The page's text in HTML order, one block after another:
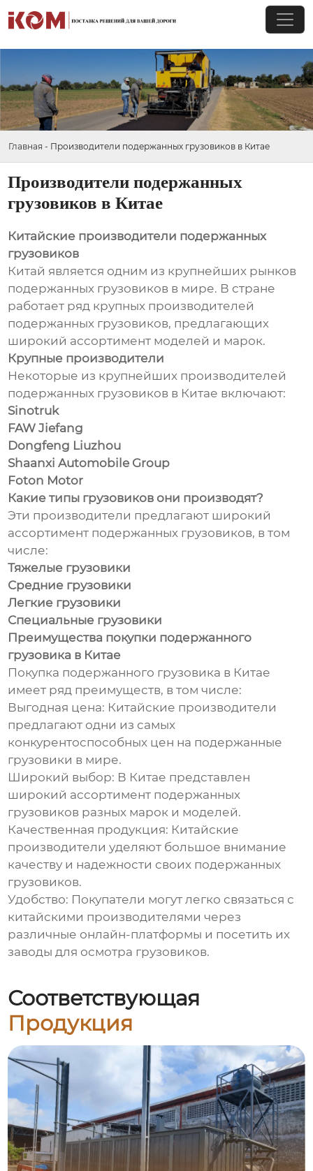
Главная - Производители подержанных грузовиков в Китае
Производители подержанных
грузовиков в Китае
Китайские производители подержанных
грузовиков
Китай является одним из крупнейших рынков
подержанных грузовиков в мире. В стране
работает ряд крупных производителей
подержанных грузовиков, предлагающих
широкий ассортимент моделей и марок.
Крупные производители
Некоторые из крупнейших производителей
подержанных грузовиков в Китае включают:
Sinotruk
FAW Jiefang
Dongfeng Liuzhou
Shaanxi Automobile Group
Foton Motor
Какие типы грузовиков они производят?
Эти производители предлагают широкий
ассортимент подержанных грузовиков, в том
числе:
Тяжелые грузовики
Средние грузовики
Легкие грузовики
Специальные грузовики
Преимущества покупки подержанного
грузовика в Китае
Покупка подержанного грузовика в Китае
имеет ряд преимуществ, в том числе:
Выгодная цена: Китайские производители
предлагают одни из самых
конкурентоспособных цен на подержанные
грузовики в мире.
Широкий выбор: В Китае представлен
широкий ассортимент подержанных
грузовиков разных марок и моделей.
Качественная продукция: Китайские
производители уделяют большое внимание
качеству и надежности своих подержанных
грузовиков.
Удобство: Покупатели могут легко связаться с
китайскими производителями через
различные онлайн-платформы и посетить их
заводы для осмотра грузовиков.
Соответствующая
Продукция